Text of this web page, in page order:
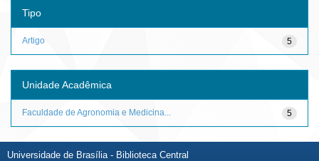
Tipo
5
Artigo
Unidade Acadêmica
5
Faculdade de Agronomia e Medicina...
Universidade de Brasília - Biblioteca Central